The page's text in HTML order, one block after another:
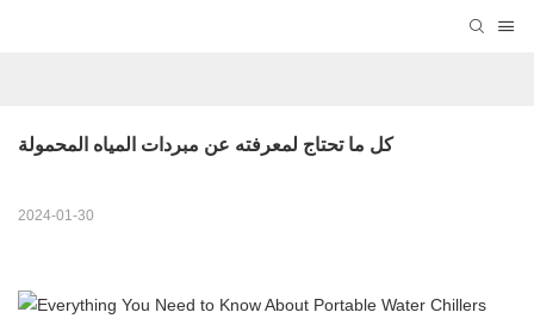
كل ما تحتاج لمعرفته عن مبردات المياه المحمولة
2024-01-30